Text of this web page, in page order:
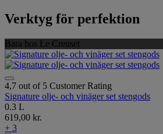
Verktyg för perfektion
Bara hos Le Creuset
4,7 out of 5 Customer Rating
Signature olje- och vinäger set stengods
0.3 L
619,00 kr.
+ 3